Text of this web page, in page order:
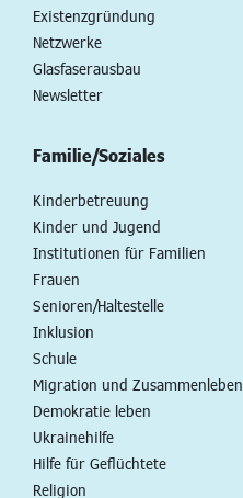
Existenzgründung
Netzwerke
Glasfaserausbau
Newsletter
Familie/Soziales
Kinderbetreuung
Kinder und Jugend
Institutionen für Familien
Frauen
Senioren/Haltestelle
Inklusion
Schule
Migration und Zusammenleben
Demokratie leben
Ukrainehilfe
Hilfe für Geflüchtete
Religion